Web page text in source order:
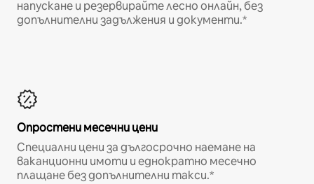
напускане и резервирайте лесно онлайн, без
допълнителни задължения и документи.*
Опростени месечни цени
Специални цени за дългосрочно наемане на
ваканционни имоти и еднократно месечно
плащане без допълнителни такси.*